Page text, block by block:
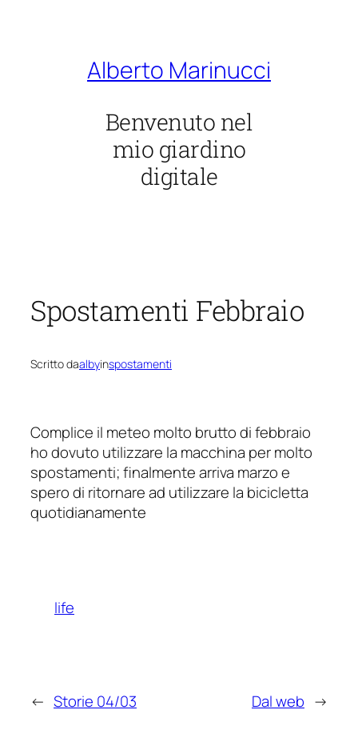
Alberto Marinucci
Benvenuto nel
mio giardino
digitale
Spostamenti Febbraio
Scritto daalbyinspostamenti
Complice il meteo molto brutto di febbraio
ho dovuto utilizzare la macchina per molto
spostamenti; finalmente arriva marzo e
spero di ritornare ad utilizzare la bicicletta
quotidianamente
life
← Storie 04/03 Dal web →